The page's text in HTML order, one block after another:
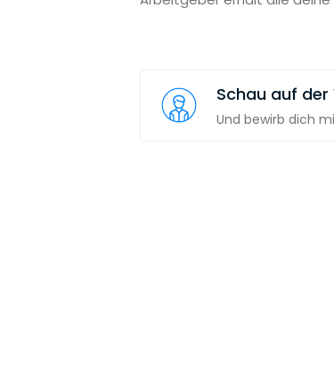
Schau auf
Und bewirb dich